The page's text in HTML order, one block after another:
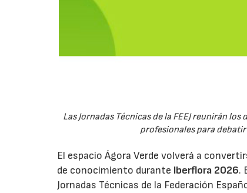
Las Jornadas Técnicas de la FEEJ reunirán
profesionales para
El espacio Ágora Verde volverá a
de conocimiento durante Iberflora 2026.
Jornadas Técnicas de la Federación